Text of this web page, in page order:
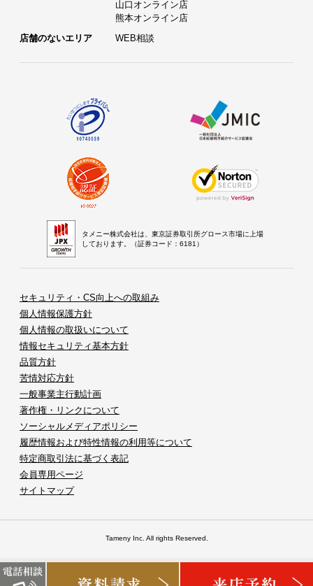
山口オンライン店
熊本オンライン店
店舗のないエリア
WEB相談
タメニー株式会社は、東京証券取引所グロース市場に上場
しております。（証券コード：6181）
セキュリティ・CS向上への取組み
個人情報保護方針
個人情報の取扱いについて
情報セキュリティ基本方針
品質方針
苦情対応方針
一般事業主行動計画
著作権・リンクについて
ソーシャルメディアポリシー
履歴情報および特性情報の利用等について
特定商取引法に基づく表記
会員専用ページ
サイトマップ
Tameny Inc. All rights Reserved.